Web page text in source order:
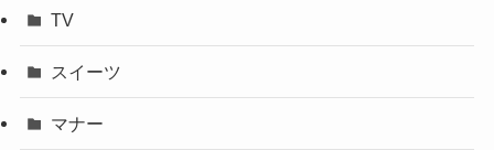
TV
スイーツ
マナー